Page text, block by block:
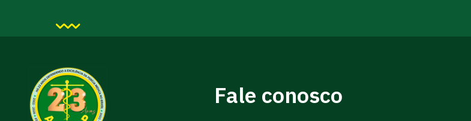
Fale conosco